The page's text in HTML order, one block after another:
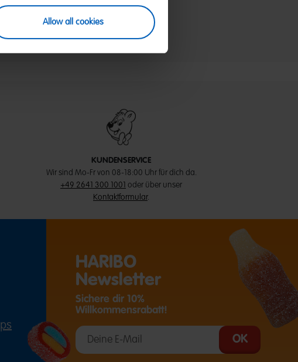
Allow all cookies
– 53501 Grafschaft
onlineshop@haribo.com
KUNDENSERVICE
Wir sind Mo-Fr von 08-18:00 Uhr für dich da.
+49 2641 300 1001
oder über unser
Kontaktformular.
(ÖFFNET EINE EXTERNE SEITE IN EINEM NEUEN TAB)
HARIBO
Newsletter
Sichere dir 10%
Willkommensrabatt!